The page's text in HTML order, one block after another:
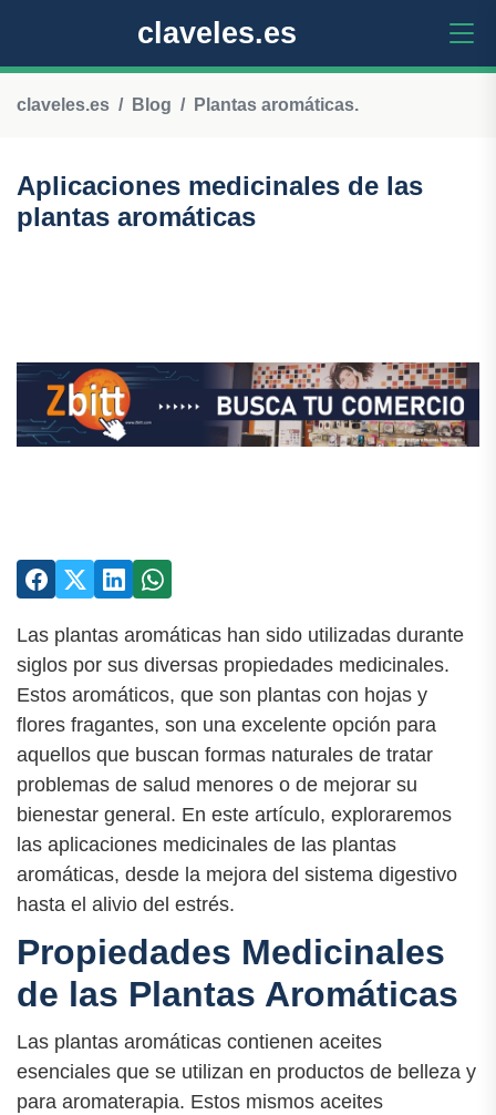
claveles.es
claveles.es Blog Plantas aromáticas.
Aplicaciones medicinales de las
plantas aromáticas
Las plantas aromáticas han sido utilizadas durante
siglos por sus diversas propiedades medicinales.
Estos aromáticos, que son plantas con hojas y
flores fragantes, son una excelente opción para
aquellos que buscan formas naturales de tratar
problemas de salud menores o de mejorar su
bienestar general. En este artículo, exploraremos
las aplicaciones medicinales de las plantas
aromáticas, desde la mejora del sistema digestivo
hasta el alivio del estrés.
Propiedades Medicinales
de las Plantas Aromáticas
Las plantas aromáticas contienen aceites
esenciales que se utilizan en productos de belleza y
para aromaterapia. Estos mismos aceites